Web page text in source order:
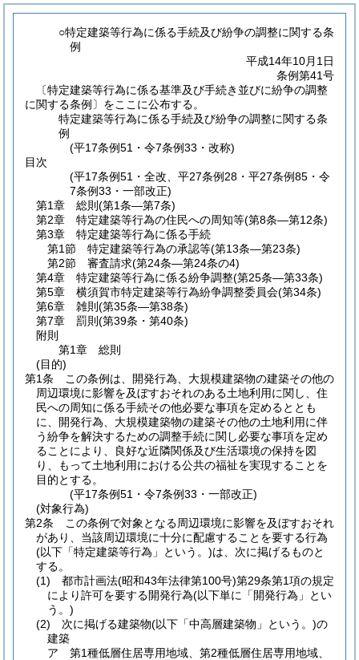
○特定建築等行為に係る手続及び紛争の調整に関する条
例
平成14年10月1日
条例第41号
〔特定建築等行為に係る基準及び手続き並びに紛争の調整
に関する条例〕をここに公布する。
特定建築等行為に係る手続及び紛争の調整に関する条
例
(平17条例51・令7条例33・改称)
目次
(平17条例51・全改、平27条例28・平27条例85・令
7条例33・一部改正)
第1章
総則 (第1条―第7条)
第2章
特定建築等行為の住民への周知等(第8条―第12条)
第3章
特定建築等行為に係る手続
第1節
特定建築等行為の承認等(第13条―第23条)
第2節
審査請求(第24条―第24条の4)
第4章
特定建築等行為に係る紛争調整(第25条―第33条)
第5章
横須賀市特定建築等行為紛争調整委員会(第34条)
第6章
雑則 (第35条―第38条)
第7章
罰則 (第39条・第40条)
附則
第1章
総則
(目的)
第1条
この条例は、開発行為、大規模建築物の建築その他の
周辺環境に影響を及ぼすおそれのある土地利用に関し、住
民への周知に係る手続その他必要な事項を定めるととも
に、開発行為、大規模建築物の建築その他の土地利用に伴
う紛争を解決するための調整手続に関し必要な事項を定め
ることにより、良好な近隣関係及び生活環境の保持を図
り、もって土地利用における公共の福祉を実現することを
目的とする。
(平17条例51・令7条例33・一部改正)
(対象行為)
第2条
この条例で対象となる周辺環境に影響を及ぼすおそれ
があり、当該周辺環境に十分に配慮することを要する行為
(以下「特定建築等行為」という。)は、次に掲げるものと
する。
(1)
都市計画法(昭和43年法律第100号)第29条第1項の規定
により許可を要する開発行為(以下単に「開発行為」とい
う。)
(2)
次に掲げる建築物(以下「中高層建築物」という。)の
建築
ア
第1種低層住居専用地域、第2種低層住居専用地域、